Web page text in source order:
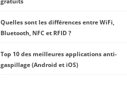
Quelles sont les différences entre WiFi,
Bluetooth, NFC et RFID ?
Top 10 des meilleures applications anti-
gaspillage (Android et iOS)